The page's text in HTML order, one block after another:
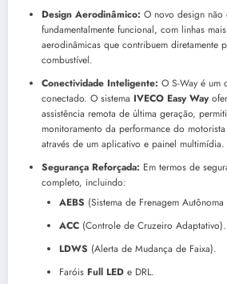
Design Aerodinâmico: O novo design não
fundamentalmente funcional, com linhas
aerodinâmicas que contribuem diretamente
combustível.
Conectividade Inteligente: O S-Way é um
conectado. O sistema IVECO Easy Way
assistência remota de última geração,
monitoramento da performance do
através de um aplicativo e painel multimídia.
Segurança Reforçada: Em termos de
completo, incluindo:
AEBS (Sistema de Frenagem
ACC (Controle de Cruzeiro Adaptativo).
LDWS (Alerta de Mudança de Faixa).
Faróis Full LED e DRL.